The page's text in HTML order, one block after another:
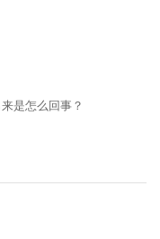
是怎么回事？